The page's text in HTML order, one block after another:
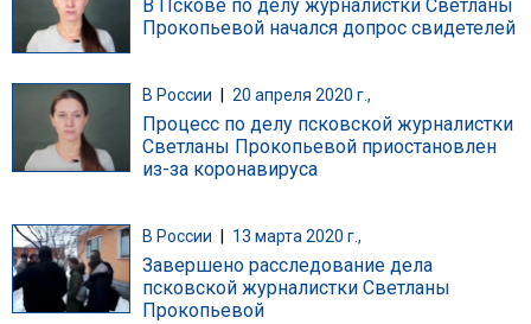
В Пскове по делу журналистки Светланы
Прокопьевой начался допрос свидетелей
В России 20 апреля 2020 г.,
Процесс по делу псковской журналистки
Светланы Прокопьевой приостановлен
из-за коронавируса
В России 13 марта 2020 г.,
Завершено расследование дела
псковской журналистки Светланы
Прокопьевой